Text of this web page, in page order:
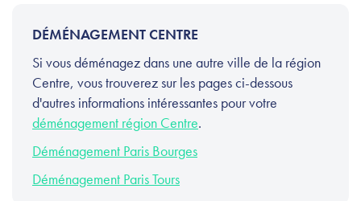
DÉMÉNAGEMENT CENTRE
Si vous déménagez dans une autre ville de la région
Centre, vous trouverez sur les pages ci-dessous
d'autres informations intéressantes pour votre
déménagement région Centre.
Déménagement Paris Bourges
Déménagement Paris Tours